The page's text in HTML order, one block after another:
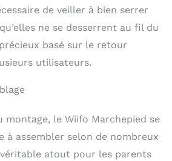
indépendamment. Âge :
capacité de charge de
68 kg.
de veiller à bien serrer
ne se desserrent au fil du
basé sur le retour
utilisateurs.
montage, le Wiifo Marchepied se
à assembler selon de nombreux
atout pour les parents